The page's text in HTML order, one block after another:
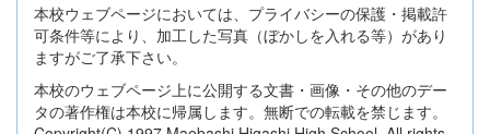
本校ウェブページにおいては、プライバシーの保護・掲載許
可条件等により、加工した写真（ぼかしを入れる等）があり
ますがご了承下さい。
本校のウェブページ上に公開する文書・画像・その他のデー
タの著作権は本校に帰属します。無断での転載を禁じます。